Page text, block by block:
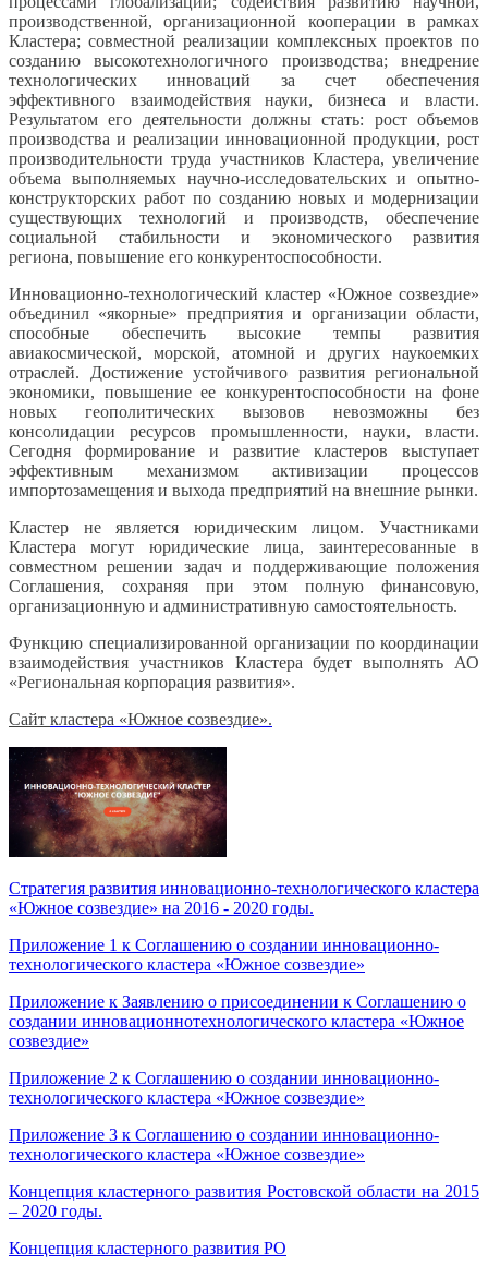
производственной, организационной кооперации в рамках
Кластера; совместной реализации комплексных проектов по
созданию высокотехнологичного производства; внедрение
технологических инноваций за счет обеспечения
эффективного взаимодействия науки, бизнеса и власти.
Результатом его деятельности должны стать: рост объемов
производства и реализации инновационной продукции, рост
производительности труда участников Кластера, увеличение
объема выполняемых научно-исследовательских и опытно-
конструкторских работ по созданию новых и модернизации
существующих технологий и производств, обеспечение
социальной стабильности и экономического развития
региона, повышение его конкурентоспособности.
Инновационно-технологический кластер «Южное созвездие»
объединил «якорные» предприятия и организации области,
способные обеспечить высокие темпы развития
авиакосмической, морской, атомной и других наукоемких
отраслей. Достижение устойчивого развития региональной
экономики, повышение ее конкурентоспособности на фоне
новых геополитических вызовов невозможны без
консолидации ресурсов промышленности, науки, власти.
Сегодня формирование и развитие кластеров выступает
эффективным механизмом активизации процессов
импортозамещения и выхода предприятий на внешние рынки.
Кластер не является юридическим лицом. Участниками
Кластера могут юридические лица, заинтересованные в
совместном решении задач и поддерживающие положения
Соглашения, сохраняя при этом полную финансовую,
организационную и административную самостоятельность.
Функцию специализированной организации по координации
взаимодействия участников Кластера будет выполнять АО
«Региональная корпорация развития».
Сайт кластера «Южное созвездие».
Стратегия развития инновационно-технологического кластера
«Южное созвездие» на 2016 - 2020 годы.
Приложение 1 к Соглашению о создании инновационно-
технологического кластера «Южное созвездие»
Приложение к Заявлению о присоединении к Соглашению о
создании инновационно­технологического кластера «Южное
созвездие»
Приложение 2 к Соглашению о создании инновационно-
технологического кластера «Южное созвездие»
Приложение 3 к Соглашению о создании инновационно-
технологического кластера «Южное созвездие»
Концепция кластерного развития Ростовской области на 2015
– 2020 годы.
Концепция кластерного развития РО